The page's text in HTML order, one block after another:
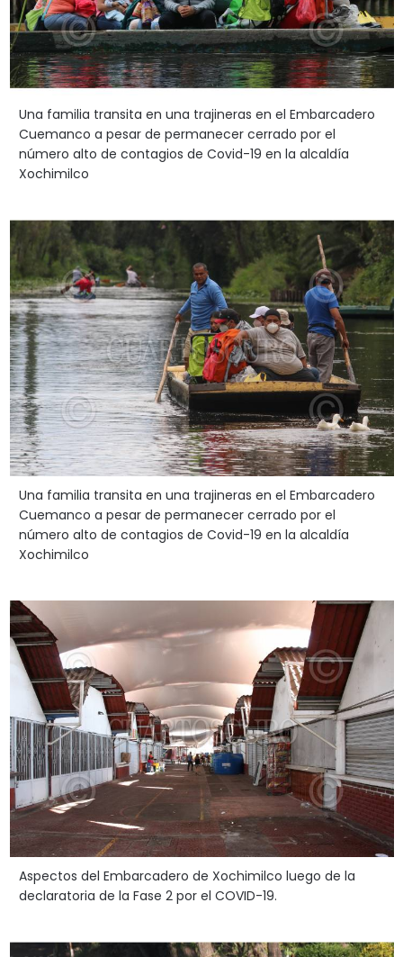
Una familia transita en una trajineras en el Embarcadero
Cuemanco a pesar de permanecer cerrado por el
número alto de contagios de Covid-19 en la alcaldía
Xochimilco
Una familia transita en una trajineras en el Embarcadero
Cuemanco a pesar de permanecer cerrado por el
número alto de contagios de Covid-19 en la alcaldía
Xochimilco
Aspectos del Embarcadero de Xochimilco luego de la
declaratoria de la Fase 2 por el COVID-19.